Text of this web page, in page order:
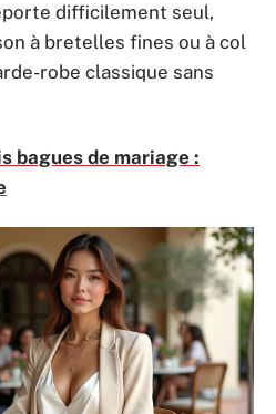
difficilement seul,
à bretelles fines ou à col
robe classique sans
bagues de mariage :